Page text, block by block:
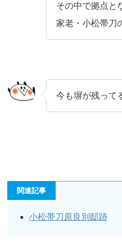
その中で拠点と
家老・小松帯刀
今も塀が残って
関連記事
小松帯刀原良別邸跡